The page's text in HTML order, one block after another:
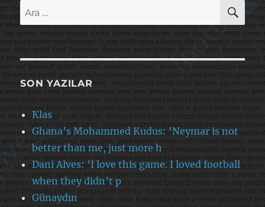
Ara:
SON YAZILAR
Klas
Ghana’s Mohammed Kudus: ‘Neymar is not
better than me, just more h
Dani Alves: ‘I love this game. I loved football
when they didn’t p
Günaydın